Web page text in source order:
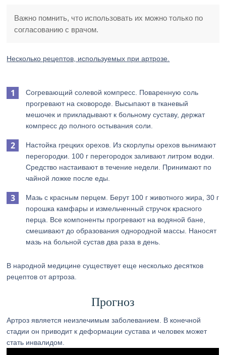
Важно помнить, что использовать их можно только по
согласованию с врачом.
Несколько рецептов, используемых при артрозе.
Согревающий солевой компресс. Поваренную соль
прогревают на сковороде. Высыпают в тканевый
мешочек и прикладывают к больному суставу, держат
компресс до полного остывания соли.
Настойка грецких орехов. Из скорлупы орехов вынимают
перегородки. 100 г перегородок заливают литром водки.
Средство настаивают в течение недели. Принимают по
чайной ложке после еды.
Мазь с красным перцем. Берут 100 г животного жира, 30 г
порошка камфары и измельченный стручок красного
перца. Все компоненты прогревают на водяной бане,
смешивают до образования однородной массы. Наносят
мазь на больной сустав два раза в день.
В народной медицине существует еще несколько десятков
рецептов от артроза.
Прогноз
Артроз является неизлечимым заболеванием. В конечной
стадии он приводит к деформации сустава и человек может
стать инвалидом.